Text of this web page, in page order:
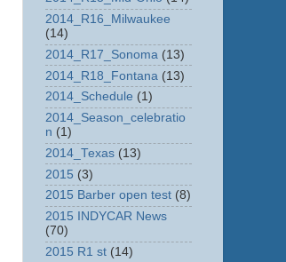
2014_R16_Milwaukee
(14)
2014_R17_Sonoma (13)
2014_R18_Fontana (13)
2014_Schedule (1)
2014_Season_celebratio
n (1)
2014_Texas (13)
2015 (3)
2015 Barber open test (8)
2015 INDYCAR News
(70)
2015 R1 st (14)